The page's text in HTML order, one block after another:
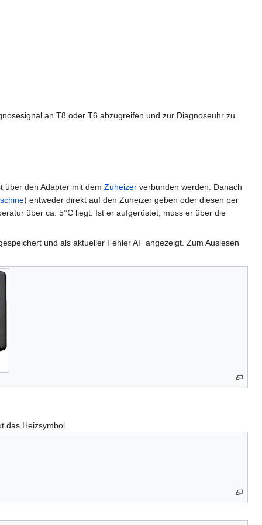
an T8 oder T6 abzugreifen und zur Diagnoseuhr zu
über den Adapter mit dem Zuheizer verbunden werden. Danach
) entweder direkt auf den Zuheizer geben oder diesen per
über ca. 5°C liegt. Ist er aufgerüstet, muss er über die
und als aktueller Fehler AF angezeigt. Zum Auslesen
das Heizsymbol.